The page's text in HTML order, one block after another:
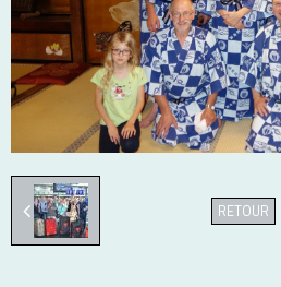
RETOUR